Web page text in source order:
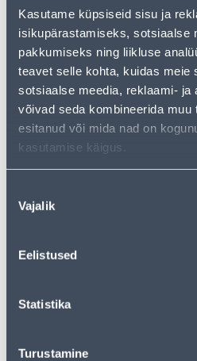
Kasutame küpsiseid sisu ja
isikupärastamiseks, sotsiaalse
pakkumiseks ning liikluse
teavet selle kohta, kuidas meie
sotsiaalse meedia, reklaami- ja
võivad seda kombineerida muu
esitanud või mida nad on
kasutamise käigus.
valik
Vajalik
Eelistused
Statistika
Turustamine
you can continue your
homepageor use our
discover even more great
• Grillikatet on lihtne
• UV-kaitsega.
• 14-päevane tagastusõigus.
Specification
Transport